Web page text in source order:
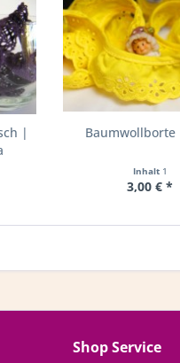
|
Inhalt 1
3,00 € *
Shop Service